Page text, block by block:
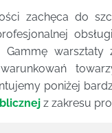
zachęca do
warsztaty
poniżej
z zakresu